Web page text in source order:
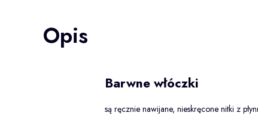
Opis
Barwne włóczki
są ręcznie nawijane, nieskręcone nitki z